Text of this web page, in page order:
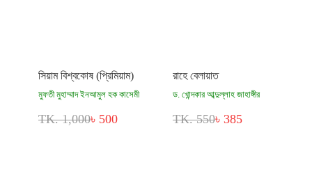
সিয়াম বিশ্বকোষ (প্রিমিয়াম)
মুফতী মুহাম্মাদ ইনআমুল হক কাসেমী
TK. 1,000৳ 500
রাহে বেলায়াত
ড. খোন্দকার আব্দুল্লাহ জাহাঙ্গীর
TK. 550৳ 385